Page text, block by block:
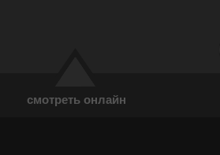
смотреть онлайн